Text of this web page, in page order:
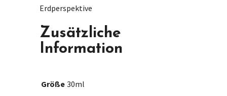
Erdperspektive
Zusätzliche
Information
Größe 30ml